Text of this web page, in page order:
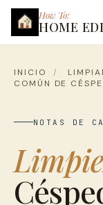
How To:
HOME
INICIO /
COMÚN DE
NOTAS DE